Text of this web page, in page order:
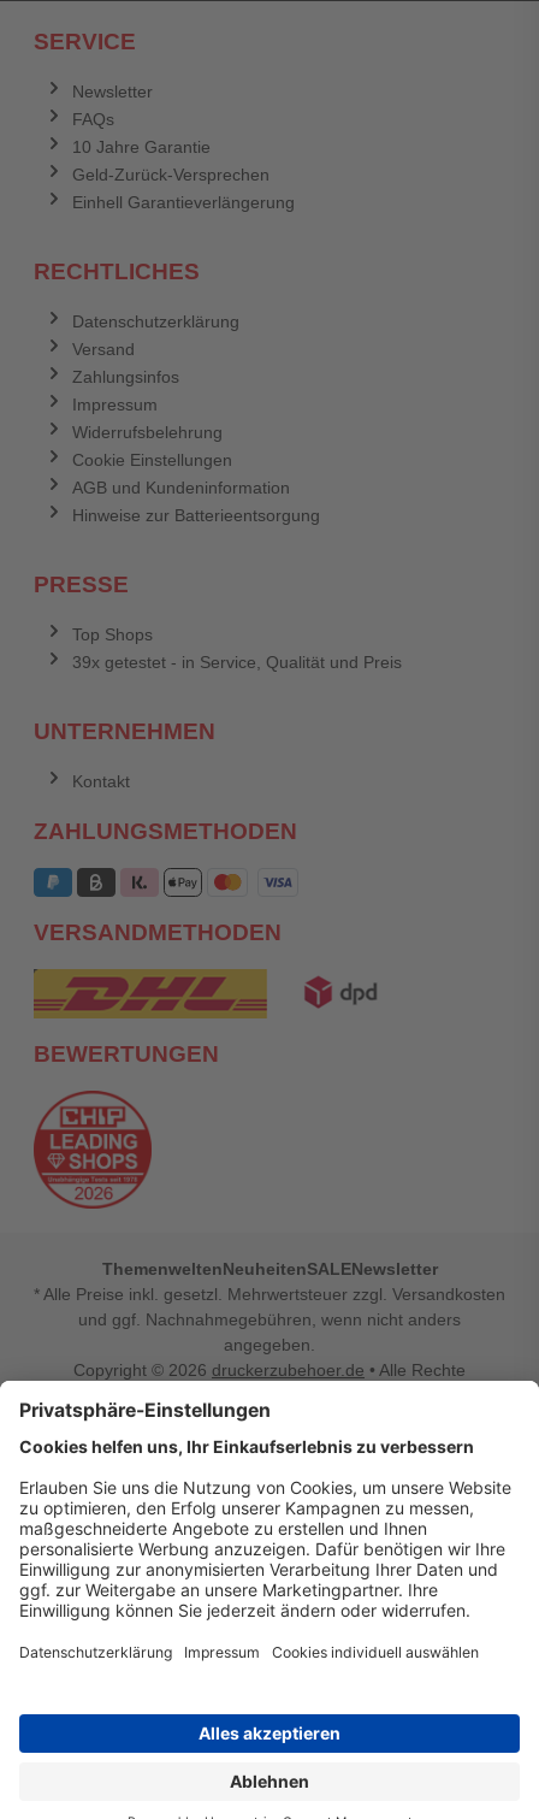
SERVICE
Newsletter
FAQs
10 Jahre Garantie
Geld-Zurück-Versprechen
Einhell Garantieverlängerung
RECHTLICHES
Datenschutzerklärung
Versand
Zahlungsinfos
Impressum
Widerrufsbelehrung
Cookie Einstellungen
AGB und Kundeninformation
Hinweise zur Batterieentsorgung
PRESSE
Top Shops
39x getestet - in Service, Qualität und Preis
UNTERNEHMEN
Kontakt
ZAHLUNGSMETHODEN
VERSANDMETHODEN
BEWERTUNGEN
ThemenweltenNeuheitenSALENewsletter
* Alle Preise inkl. gesetzl. Mehrwertsteuer zzgl. Versandkosten
und ggf. Nachnahmegebühren, wenn nicht anders
angegeben.
Copyright © 2026 druckerzubehoer.de • Alle Rechte
Vertrag widerrufen
Druckerzubehoer.de – preiswerte Qualität für Ihr Office
Sie sind auf der Suche nach dem passenden Druckerzubehör
oder Zubehör für das Büro, den Computer oder Ihr
Smartphone? Dann sind Sie bei Druckerzubehoer.de genau
richtig! Unser breites Sortiment bietet unter anderem Tinte
und Toner für alle gängigen Druckermodelle – großer sowie
kleiner Hersteller. Zugleich sind wir Ihr Online Fachhandel für
einrichten, die Werkstatt ausstatten oder den Alltag mit
was Ihren Arbeitsplatz noch komfortabler macht, finden Sie
bei uns auch Bastelspaß, Schulbedarf, Beleuchtung,
für die ganze Familie. Entdecken Sie günstige Angebote und
allerlei Ideen auf Druckerzubehoer.de!